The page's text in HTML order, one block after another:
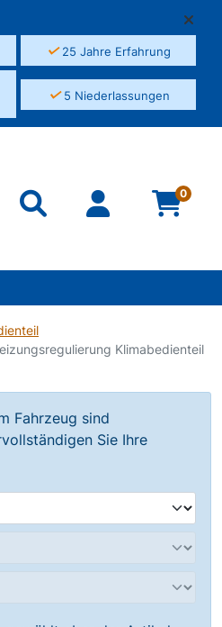
✓25 Jahre Erfahrung
✓5 Niederlassungen
0
Klimabedienteil
Fahrzeug sind
Sie Ihre